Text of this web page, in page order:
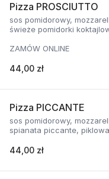
Pizza PROSCIUTTO
sos pomidorowy,
świeże pomidorki
ZAMÓW ONLINE
44,00 zł
Pizza PICCANTE
sos pomidorowy,
spianata piccante,
44,00 zł